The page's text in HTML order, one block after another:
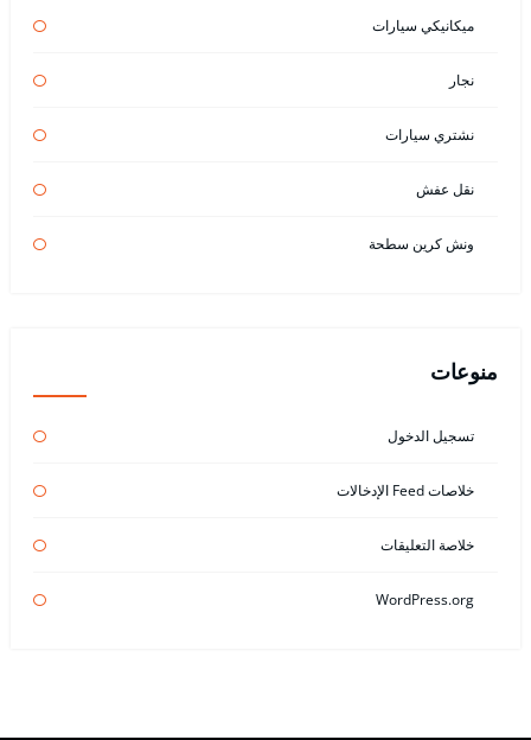
ميكانيكي سيارات
نجار
نشتري سيارات
نقل عفش
ونش كرين سطحة
منوعات
تسجيل الدخول
خلاصات Feed الإدخالات
خلاصة التعليقات
WordPress.org